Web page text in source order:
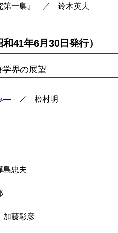
第一集』 ／ 鈴木英夫
41年6月30日発行）
界の展望
― ／ 松村明
忠夫
藤彰彦